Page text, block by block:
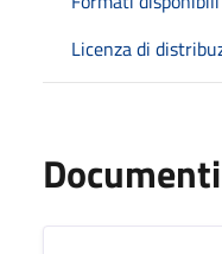
Licenza di
Documenti